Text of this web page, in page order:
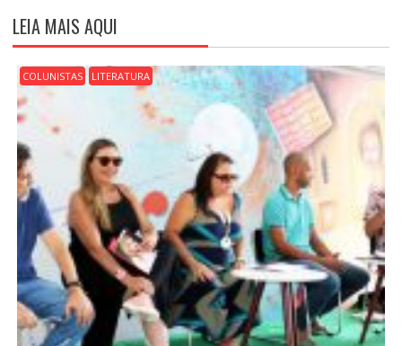
Ã
O
D
E
P
O
S
T
LEIA MAIS AQUI
COLUNISTAS LITERATURA